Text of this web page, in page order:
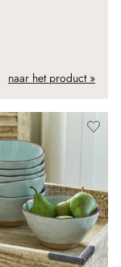
naar het product »